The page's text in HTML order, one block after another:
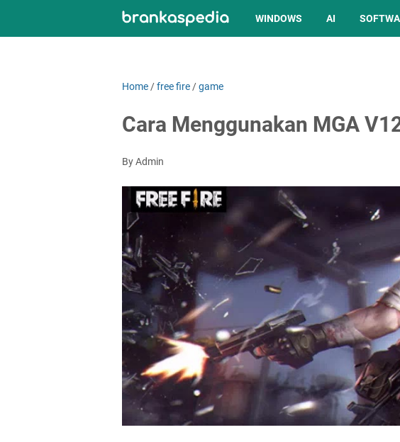
WINDOWS AI
Home /free fire /game
Cara Menggunakan MGA
By Admin